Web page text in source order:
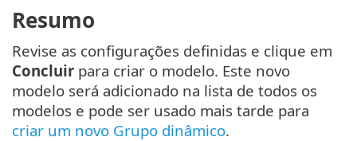
Resumo
Revise as configurações definidas e clique em
Concluir para criar o modelo. Este novo
modelo será adicionado na lista de todos os
modelos e pode ser usado mais tarde para
criar um novo Grupo dinâmico.